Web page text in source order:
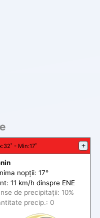
:32˚ - Min:17˚ +
nopții: 17°
11 km/h dinspre ENE
de precipitații: 10%
precip.: 0